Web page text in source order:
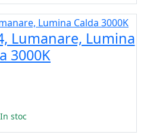
Lumanare, Lumina
3000K
In stoc